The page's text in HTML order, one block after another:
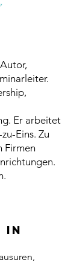
Er arbeitet
Eins. Zu
Firmen
in